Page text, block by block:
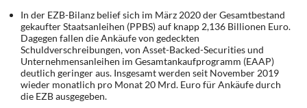
In der EZB-Bilanz belief sich im März 2020 der Gesamtbestand
gekaufter Staatsanleihen (PPBS) auf knapp 2,136 Billionen Euro.
Dagegen fallen die Ankäufe von gedeckten
Schuldverschreibungen, von Asset-Backed-Securities und
Unternehmensanleihen im Gesamtankaufprogramm (EAAP)
deutlich geringer aus. Insgesamt werden seit November 2019
wieder monatlich pro Monat 20 Mrd. Euro für Ankäufe durch
die EZB ausgegeben.